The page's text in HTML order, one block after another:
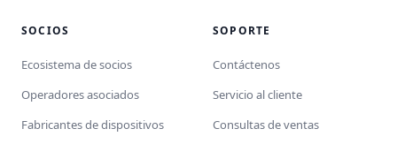
SOCIOS
Ecosistema de socios
Operadores asociados
Fabricantes de dispositivos
SOPORTE
Contáctenos
Servicio al cliente
Consultas de ventas